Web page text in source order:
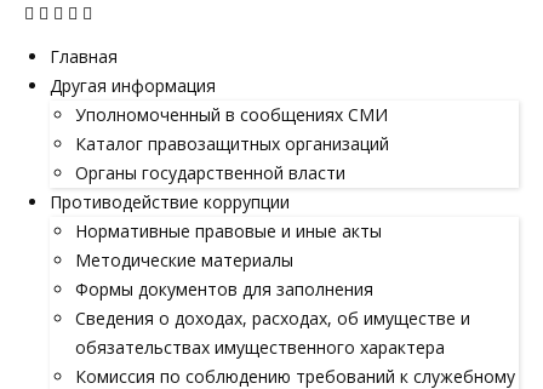
Главная
Другая информация
Уполномоченный в сообщениях СМИ
Каталог правозащитных организаций
Органы государственной власти
Противодействие коррупции
Нормативные правовые и иные акты
Методические материалы
Формы документов для заполнения
Сведения о доходах, расходах, об имуществе и
обязательствах имущественного характера
Комиссия по соблюдению требований к служебному